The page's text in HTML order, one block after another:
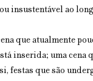
insustentável ao
que atualmente
inserida; uma cena
festas que são